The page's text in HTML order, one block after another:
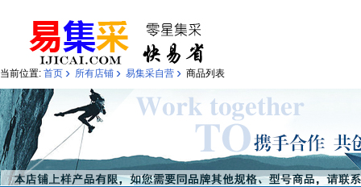
当前位置: 首页 › 所有店铺 › 易集采自营 › 商品列表